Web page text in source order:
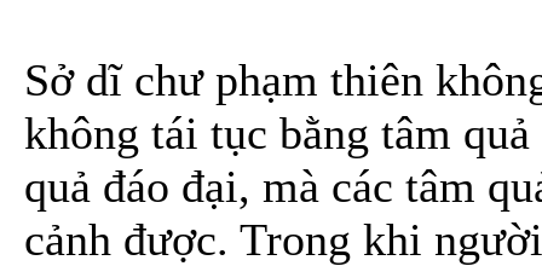
Sở dĩ chư phạm thiên
không tái tục bằng tâm
quả đáo đại, mà các tâm
cảnh được. Trong khi